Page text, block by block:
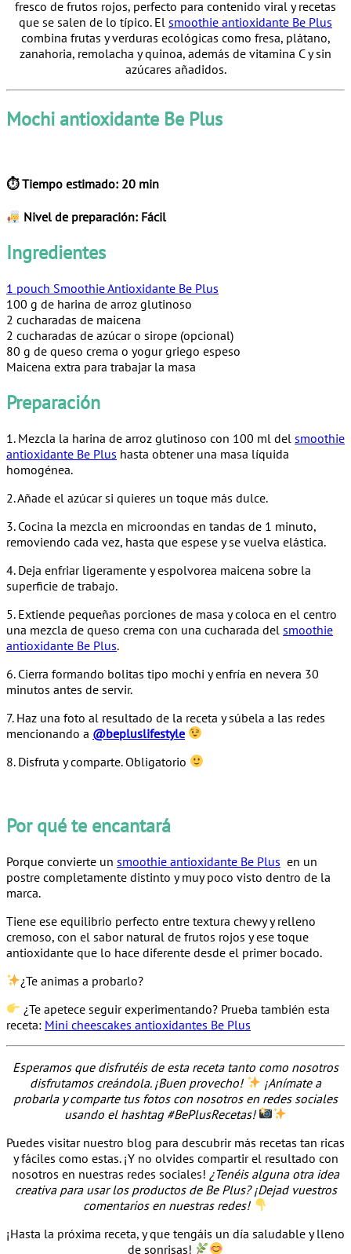
fresco de frutos rojos, perfecto para contenido viral y recetas
que se salen de lo típico. El smoothie antioxidante Be Plus
combina frutas y verduras ecológicas como fresa, plátano,
zanahoria, remolacha y quinoa, además de vitamina C y sin
azúcares añadidos.
Mochi antioxidante Be Plus
⏱ Tiempo estimado: 20 min
Nivel de preparación: Fácil
Ingredientes
1 pouch Smoothie Antioxidante Be Plus
100 g de harina de arroz glutinoso
2 cucharadas de maicena
2 cucharadas de azúcar o sirope (opcional)
80 g de queso crema o yogur griego espeso
Maicena extra para trabajar la masa
Preparación
1. Mezcla la harina de arroz glutinoso con 100 ml del smoothie
antioxidante Be Plus hasta obtener una masa líquida
homogénea.
2. Añade el azúcar si quieres un toque más dulce.
3. Cocina la mezcla en microondas en tandas de 1 minuto,
removiendo cada vez, hasta que espese y se vuelva elástica.
4. Deja enfriar ligeramente y espolvorea maicena sobre la
superficie de trabajo.
5. Extiende pequeñas porciones de masa y coloca en el centro
una mezcla de queso crema con una cucharada del smoothie
antioxidante Be Plus.
6. Cierra formando bolitas tipo mochi y enfría en nevera 30
minutos antes de servir.
7. Haz una foto al resultado de la receta y súbela a las redes
mencionando a @bepluslifestyle
8. Disfruta y comparte. Obligatorio
Por qué te encantará
Porque convierte un smoothie antioxidante Be Plus en un
postre completamente distinto y muy poco visto dentro de la
marca.
Tiene ese equilibrio perfecto entre textura chewy y relleno
cremoso, con el sabor natural de frutos rojos y ese toque
antioxidante que lo hace diferente desde el primer bocado.
¿Te animas a probarlo?
¿Te apetece seguir experimentando? Prueba también esta
receta: Mini cheescakes antioxidantes Be Plus
Esperamos que disfrutéis de esta receta tanto como nosotros
disfrutamos creándola. ¡Buen provecho!
¡Anímate a
probarla y comparte tus fotos con nosotros en redes sociales
usando el hashtag #BePlusRecetas!
Puedes visitar nuestro blog para descubrir más recetas tan ricas
y fáciles como estas. ¡Y no olvides compartir el resultado con
nosotros en nuestras redes sociales! ¿Tenéis alguna otra idea
creativa para usar los productos de Be Plus? ¡Dejad vuestros
comentarios en nuestras redes!
¡Hasta la próxima receta, y que tengáis un día saludable y lleno
de sonrisas!